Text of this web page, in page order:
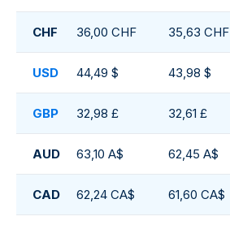
CHF 36,00 CHF 35,63 CHF
USD 44,49 $ 43,98 $
GBP 32,98 £ 32,61 £
AUD 63,10 A$ 62,45 A$
CAD 62,24 CA$ 61,60 CA$